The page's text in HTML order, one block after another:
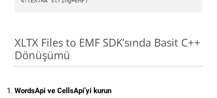
XLTX Files to EMF SDK’sında Basit C++
Dönüşümü
WordsApi ve CellsApi’yi kurun